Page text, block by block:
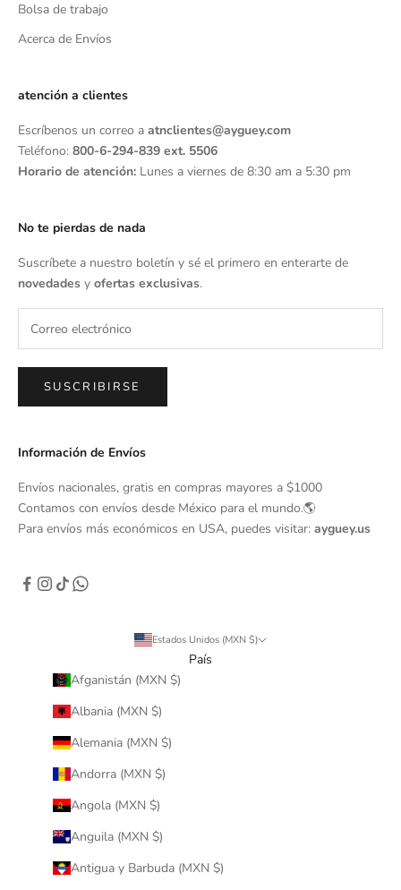
Bolsa de trabajo
Acerca de Envíos
atención a clientes
Escríbenos un correo a atnclientes@ayguey.com
Teléfono: 800-6-294-839 ext. 5506
Horario de atención: Lunes a viernes de 8:30 am a 5:30 pm
No te pierdas de nada
Suscríbete a nuestro boletín y sé el primero en enterarte de
novedades y ofertas exclusivas.
SUSCRIBIRSE
Información de Envíos
Envíos nacionales, gratis en compras mayores a $1000
Contamos con envíos desde México para el mundo.🌎
Para envíos más económicos en USA, puedes visitar: ayguey.us
Estados Unidos (MXN $)
País
Afganistán (MXN $)
Albania (MXN $)
Alemania (MXN $)
Andorra (MXN $)
Angola (MXN $)
Anguila (MXN $)
Antigua y Barbuda (MXN $)